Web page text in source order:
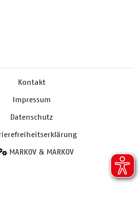
Kontakt
Impressum
Datenschutz
MARKOV & MARKOV